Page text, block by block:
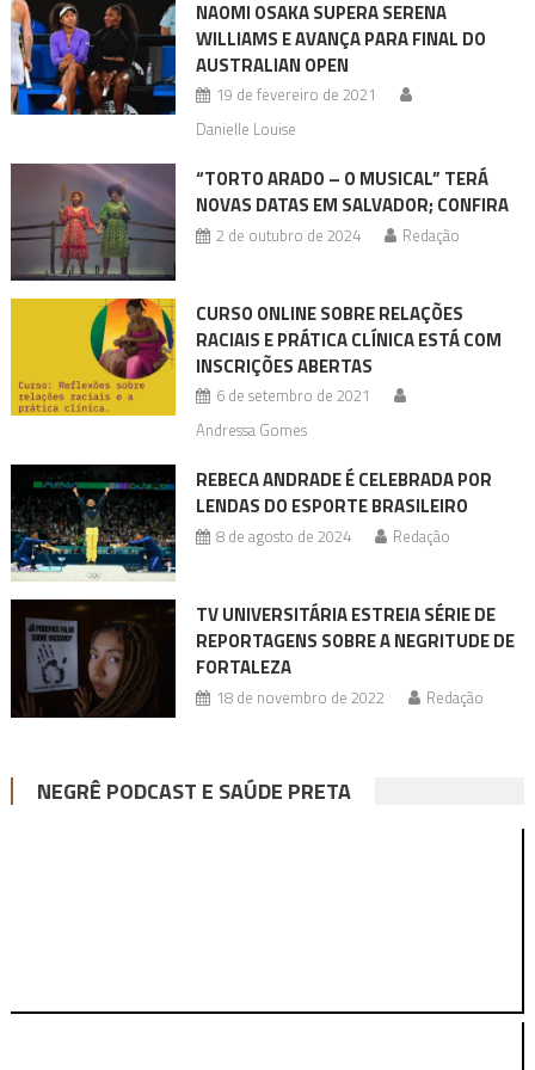
NAOMI OSAKA SUPERA SERENA
WILLIAMS E AVANÇA PARA FINAL DO
AUSTRALIAN OPEN
19 de fevereiro de 2021
Danielle Louise
“TORTO ARADO – O MUSICAL” TERÁ
NOVAS DATAS EM SALVADOR; CONFIRA
2 de outubro de 2024 Redação
CURSO ONLINE SOBRE RELAÇÕES
RACIAIS E PRÁTICA CLÍNICA ESTÁ COM
INSCRIÇÕES ABERTAS
6 de setembro de 2021
Andressa Gomes
REBECA ANDRADE É CELEBRADA POR
LENDAS DO ESPORTE BRASILEIRO
8 de agosto de 2024 Redação
TV UNIVERSITÁRIA ESTREIA SÉRIE DE
REPORTAGENS SOBRE A NEGRITUDE DE
FORTALEZA
18 de novembro de 2022 Redação
NEGRÊ PODCAST E SAÚDE PRETA